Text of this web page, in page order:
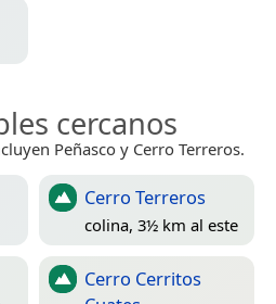
cercanos
Peñasco y Cerro Terreros.
Cerro Terreros
colina, 3½ km al este
Cerro Cerritos